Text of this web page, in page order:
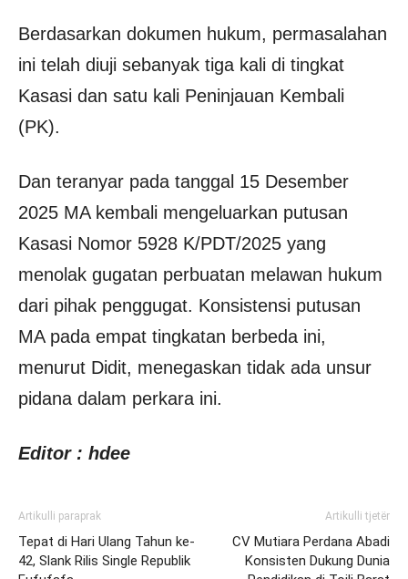
Berdasarkan dokumen hukum, permasalahan
ini telah diuji sebanyak tiga kali di tingkat
Kasasi dan satu kali Peninjauan Kembali
(PK).
Dan teranyar pada tanggal 15 Desember
2025 MA kembali mengeluarkan putusan
Kasasi Nomor 5928 K/PDT/2025 yang
menolak gugatan perbuatan melawan hukum
dari pihak penggugat. Konsistensi putusan
MA pada empat tingkatan berbeda ini,
menurut Didit, menegaskan tidak ada unsur
pidana dalam perkara ini.
Editor : hdee
Artikulli paraprak
Tepat di Hari Ulang Tahun ke-
42, Slank Rilis Single Republik
Artikulli tjetër
CV Mutiara Perdana Abadi
Konsisten Dukung Dunia